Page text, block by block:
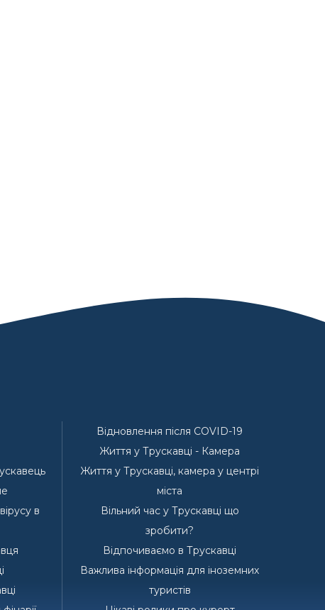
в
Відновлення після COVID-19
Життя у Трускавці - Камера
Життя у Трускавці, камера у центрі
міста
Вільний час у Трускавці що
зробити?
Відпочиваємо в Трускавці
Важлива інформація для іноземних
туристів